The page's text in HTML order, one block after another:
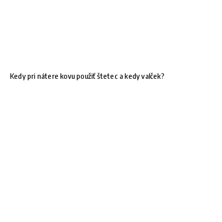
Kedy pri nátere kovu použiť štetec a kedy valček?